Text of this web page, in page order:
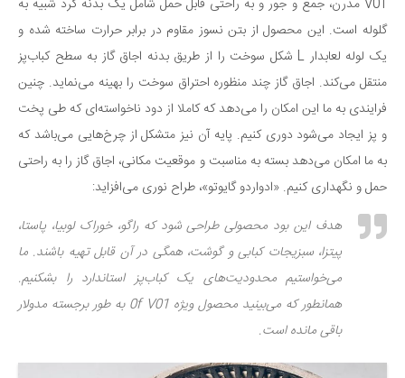
دانستنی‌ها
بازی
طنز
فال
مسابقه
V01 مدرن، جمع و جور و به راحتی قابل حمل شامل یک بدنه‌ گرد شبیه به
گلوله است. این محصول از بتن نسوز مقاوم در برابر حرارت ساخته شده و
یک لوله لعابدار L شکل سوخت را از طریق بدنه اجاق گاز به سطح کباب‌پز
منتقل می‌کند. اجاق گاز چند منظوره احتراق سوخت را بهینه می‌نماید. چنین
فرایندی به ما این امکان را می‌دهد که کاملا از دود ناخواسته‌ای که طی پخت
و پز ایجاد می‌شود دوری کنیم. پایه آن نیز متشکل از چرخ‌هایی می‌باشد که
به ما امکان می‌دهد بسته به مناسبت و موقعیت مکانی، اجاق گاز را به راحتی
حمل و نگهداری کنیم. «ادواردو گایوتو»، طراح نوری می‌افزاید:
هدف این بود محصولی طراحی شود که راگو، خوراک لوبیا، پاستا،
پیتزا، سبزیجات کبابی و گوشت، همگی در آن قابل تهیه باشند. ما
می‌خواستیم محدودیت‌های یک کباب‌پز استاندارد را بشکنیم.
همانطور که می‌بینید محصول ویژه 0f V01 به طور برجسته مدولار
باقی مانده است.